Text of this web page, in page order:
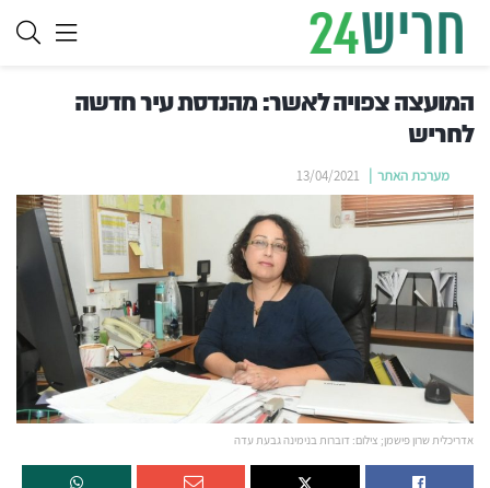
המועצה צפויה לאשר: מהנדסת עיר חדשה
לחריש
מערכת האתר 13/04/2021
אדריכלית שרון פישמן; צילום: דוברות בנימינה גבעת עדה